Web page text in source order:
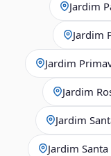
Jardim
Jardim
Jardim
Jardim
Jardim
Jardim Santa